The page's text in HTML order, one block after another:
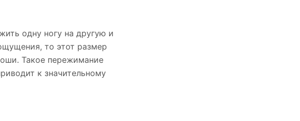
одну ногу на другую и
то этот размер
Такое пережимание
к значительному